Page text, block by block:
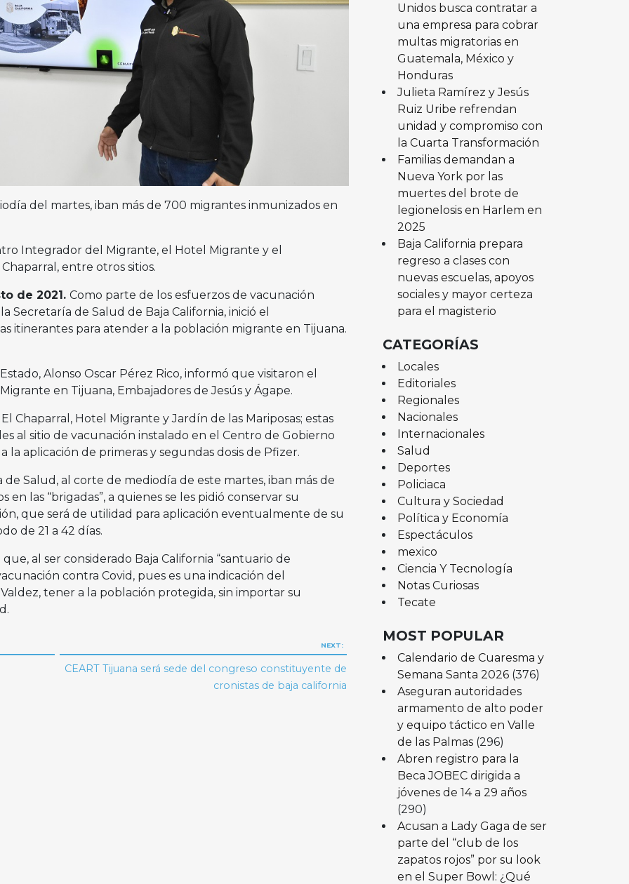
del martes, iban más de 700 migrantes inmunizados en
Integrador del Migrante, el Hotel Migrante y el
entre otros sitios.
de 2021. Como parte de los esfuerzos de vacunación
Secretaría de Salud de Baja California, inició el
itinerantes para atender a la población migrante en Tijuana.
Alonso Oscar Pérez Rico, informó que visitaron el
en Tijuana, Embajadores de Jesús y Ágape.
Chaparral, Hotel Migrante y Jardín de las Mariposas; estas
al sitio de vacunación instalado en el Centro de Gobierno
la aplicación de primeras y segundas dosis de Pfizer.
Salud, al corte de mediodía de este martes, iban más de
las “brigadas”, a quienes se les pidió conservar su
que será de utilidad para aplicación eventualmente de su
de 21 a 42 días.
al ser considerado Baja California “santuario de
contra Covid, pues es una indicación del
tener a la población protegida, sin importar su
NEXT:
CEART Tijuana será sede del congreso constituyente de
cronistas de baja california
Unidos busca contratar a
una empresa para cobrar
multas migratorias en
Guatemala, México y
Honduras
Julieta Ramírez y Jesús
Ruiz Uribe refrendan
unidad y compromiso con
la Cuarta Transformación
Familias demandan a
Nueva York por las
muertes del brote de
legionelosis en Harlem en
2025
Baja California prepara
regreso a clases con
nuevas escuelas, apoyos
sociales y mayor certeza
para el magisterio
CATEGORÍAS
Locales
Editoriales
Regionales
Nacionales
Internacionales
Salud
Deportes
Policiaca
Cultura y Sociedad
Política y Economía
Espectáculos
mexico
Ciencia Y Tecnología
Notas Curiosas
Tecate
MOST POPULAR
Calendario de Cuaresma y
Semana Santa 2026 (376)
Aseguran autoridades
armamento de alto poder
y equipo táctico en Valle
de las Palmas (296)
Abren registro para la
Beca JOBEC dirigida a
jóvenes de 14 a 29 años
(290)
Acusan a Lady Gaga de ser
parte del “club de los
zapatos rojos” por su look
en el Super Bowl: ¿Qué